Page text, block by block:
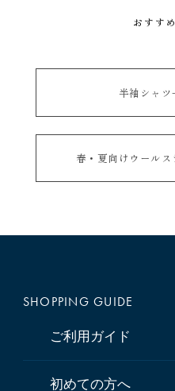
おすす
半袖シャツ
春・夏向けウール
SHOPPING GUIDE
ご利用ガイド
初めての方へ